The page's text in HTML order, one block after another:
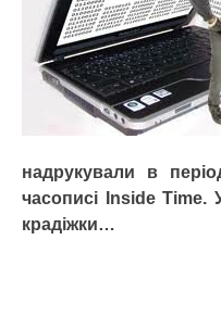
надрукували в
часописі Inside Time.
крадіжки…